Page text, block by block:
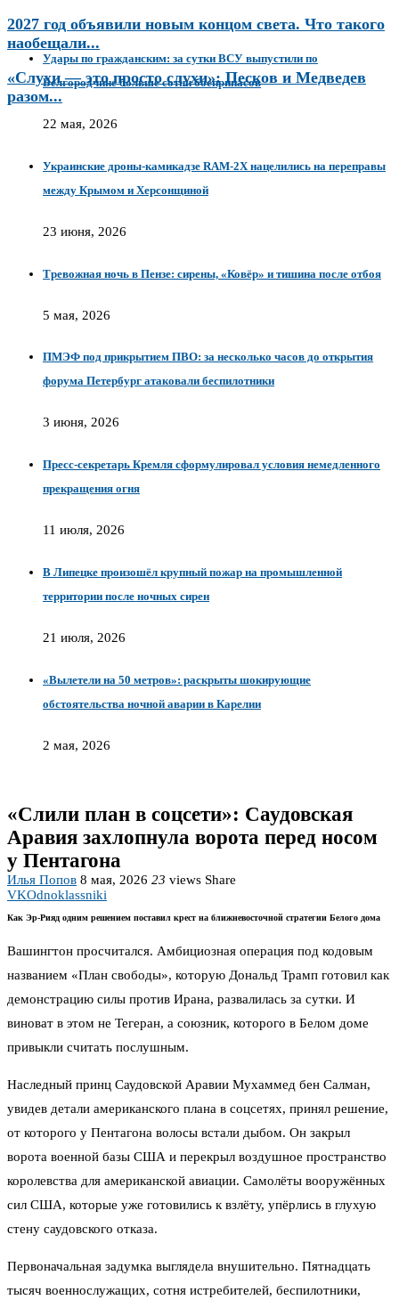
2027 год объявили новым концом света. Что такого
наобещали...
«Слухи — это просто слухи»: Песков и Медведев
разом...
Удары по гражданским: за сутки ВСУ выпустили по
Белгородчине больше сотни боеприпасов
22 мая, 2026
Украинские дроны-камикадзе RAM-2X нацелились на переправы
между Крымом и Херсонщиной
23 июня, 2026
Тревожная ночь в Пензе: сирены, «Ковёр» и тишина после отбоя
5 мая, 2026
ПМЭФ под прикрытием ПВО: за несколько часов до открытия
форума Петербург атаковали беспилотники
3 июня, 2026
Пресс-секретарь Кремля сформулировал условия немедленного
прекращения огня
11 июля, 2026
В Липецке произошёл крупный пожар на промышленной
территории после ночных сирен
21 июля, 2026
«Вылетели на 50 метров»: раскрыты шокирующие
обстоятельства ночной аварии в Карелии
2 мая, 2026
«Слили план в соцсети»: Саудовская
Аравия захлопнула ворота перед носом
у Пентагона
Илья Попов 8 мая, 2026 23 views Share
VKOdnoklassniki
Как Эр-Рияд одним решением поставил крест на ближневосточной стратегии Белого дома
Вашингтон просчитался. Амбициозная операция под кодовым
названием «План свободы», которую Дональд Трамп готовил как
демонстрацию силы против Ирана, развалилась за сутки. И
виноват в этом не Тегеран, а союзник, которого в Белом доме
привыкли считать послушным.
Наследный принц Саудовской Аравии Мухаммед бен Салман,
увидев детали американского плана в соцсетях, принял решение,
от которого у Пентагона волосы встали дыбом. Он закрыл
ворота военной базы США и перекрыл воздушное пространство
королевства для американской авиации. Самолёты вооружённых
сил США, которые уже готовились к взлёту, упёрлись в глухую
стену саудовского отказа.
Первоначальная задумка выглядела внушительно. Пятнадцать
тысяч военнослужащих, сотня истребителей, беспилотники,